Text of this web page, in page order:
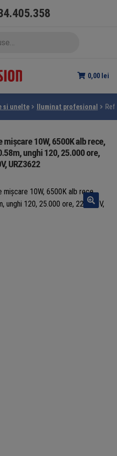
0,00 lei
si unelte Iluminat profesional
mișcare 10W, 6500K alb rece,
unghi 120, 25.000 ore,
URZ3622